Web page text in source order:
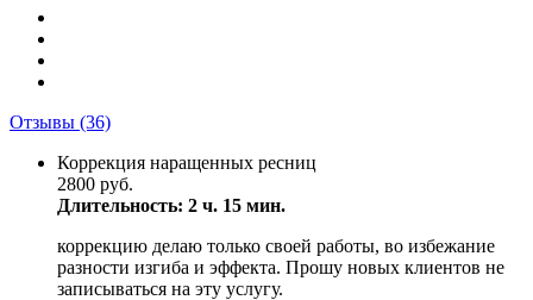
Отзывы (36)
Коррекция наращенных ресниц
2800 руб.
Длительность: 2 ч. 15 мин.
коррекцию делаю только своей работы, во избежание
разности изгиба и эффекта. Прошу новых клиентов не
записываться на эту услугу.